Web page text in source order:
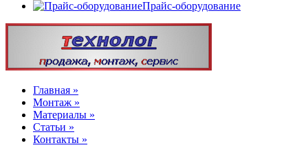
Прайс-оборудование
Главная »
Монтаж »
Материалы »
Статьи »
Контакты »